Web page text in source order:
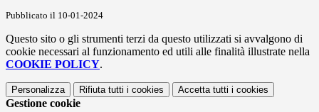
Pubblicato il 10-01-2024
Questo sito o gli strumenti terzi da questo utilizzati si avvalgono di
cookie necessari al funzionamento ed utili alle finalità illustrate nella
COOKIE POLICY.
Personalizza Rifiuta tutti i cookies Accetta tutti i cookies
Gestione cookie